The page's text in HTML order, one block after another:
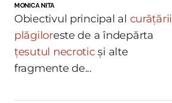
MONICA NITA
Obiectivul principal al curățării
plăgiloreste de a îndepărta
țesutul necroticși alte
fragmente de...